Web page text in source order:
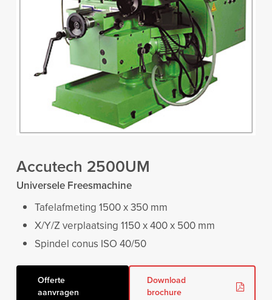
Accutech 2500UM
Universele Freesmachine
Tafelafmeting 1500 x 350 mm
X/Y/Z verplaatsing 1150 x 400 x 500 mm
Spindel conus ISO 40/50
Offerte
aanvragen
Download
brochure